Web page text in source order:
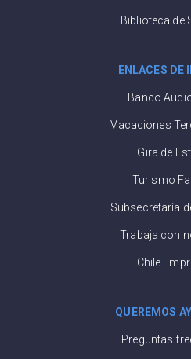
Biblioteca de
ENLACES DE
Banco
Vacaciones
Gira de
Turismo
Subsecretaría
Trabaja con
Chile
QUEREMOS
Preguntas